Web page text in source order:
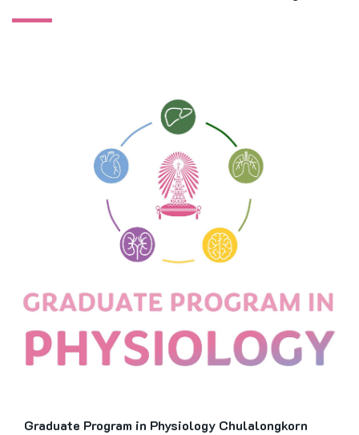
Graduate Program in Physiology Chulalongkorn